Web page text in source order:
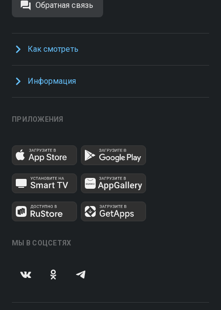
Обратная связь
Как смотреть
Информация
ПРИЛОЖЕНИЯ
МЫ В СОЦСЕТЯХ